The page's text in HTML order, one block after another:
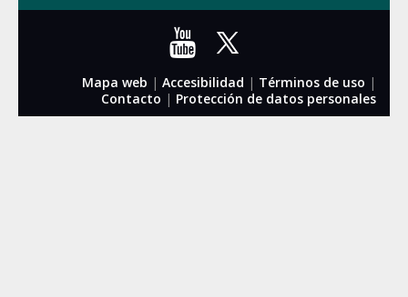
Mapa web | Accesibilidad | Términos de uso |
Contacto | Protección de datos personales